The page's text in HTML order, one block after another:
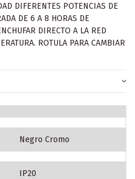
DIFERENTES POTENCIAS DE
DE 6 A 8 HORAS DE
DIRECTO A LA RED
ROTULA PARA CAMBIAR
Negro Cromo
IP20